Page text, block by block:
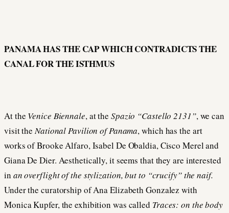
PANAMA HAS THE CAP WHICH CONTRADICTS THE
CANAL FOR THE ISTHMUS
At the Venice Biennale, at the Spazio “Castello 2131”, we can
visit theNational Pavilion of Panama, which has the art
works of Brooke Alfaro, Isabel De Obaldia, Cisco Merel and
Giana De Dier. Aesthetically, it seems that they are interested
in an overflight of the stylization, but to “crucify” the naif.
Under the curatorship of Ana Elizabeth Gonzalez with
Monica Kupfer, the exhibition was called Traces: on the body